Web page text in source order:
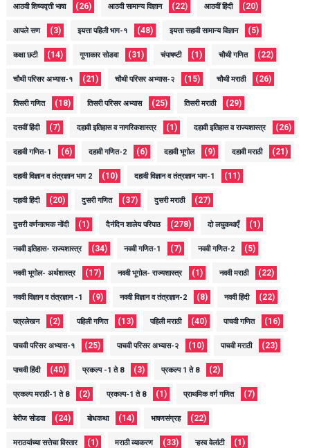
आठवी शिष्यवृत्ती भाषा (26) आठवी सामान्य विज्ञान (22) आठवीं हिंदी (20)
आपले सण (3) इयत्ता पहिली भाग-१ (48) इयत्ता सहावी सामान्य विज्ञान (5)
कक्षा छटी (14) गुणाकार सोडवा (31) चंपाषष्टी (1) चौथी गणित (22)
चौथी परिसर अभ्यास-१ (21) चौथी परिसर अभ्यास-२ (15) चौथी मराठी (26)
तिसरी गणित (18) तिसरी परिसर अभ्यास (25) तिसरी मराठी (29)
दसवीं हिंदी (7) दहावी इतिहास व नागरिकशास्त्र (1) दहावी इतिहास व राज्यशास्त्र (26)
दहावी गणित-1 (6) दहावी गणित-2 (6) दहावी भूगोल (9) दहावी मराठी (21)
दहावी विज्ञान व तंत्रज्ञान भाग 2 (10) दहावी विज्ञान व तंत्रज्ञान भाग-1 (11)
दहावी हिंदी (20) दुसरी गणित (37) दुसरी मराठी (27)
दुसरी वर्णनात्मक नोंदी (1) दैनंदिन शालेय परिपाठ (278) दो लघुकथाएँ (1)
नववी इतिहास- राज्यशास्त्र (34) नववी गणित-1 (7) नववी गणित-2 (5)
नववी भूगोल- अर्थशास्त्र (17) नववी भूगोल- राज्यशास्त्र (1) नववी मराठी (22)
नववी विज्ञान व तंत्रज्ञान -1 (9) नववी विज्ञान व तंत्रज्ञान-2 (8) नववी हिंदी (22)
पत्रलेखन (2) पहिली गणित (13) पहिली मराठी (40) पाचवी गणित (16)
पाचवी परिसर अभ्यास-१ (25) पाचवी परिसर अभ्यास-२ (10) पाचवी मराठी (23)
पाचवी हिंदी (40) प्रकल्प -1 ते 8 (3) प्रकल्प 1 ते 8 (2)
प्रकल्प मराठी-1 ते 8 (2) प्रकल्प-1 ते 8 (1) प्राथमिक वर्ग गणित (7)
बेरीज सोडवा (24) बोधकथा (14) भाषणसंग्रह (22)
मराठयांच्या सत्तेचा विस्तार (1) मराठी व्याकरण (33) ऱ्हस्व वेलांटी (1)